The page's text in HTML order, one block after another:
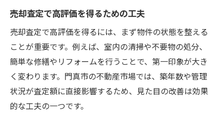
売却査定で高評価を得るための工夫
売却査定で高評価を得るには、まず物件の状態を整える
ことが重要です。例えば、室内の清掃や不要物の処分、
簡単な修繕やリフォームを行うことで、第一印象が大き
く変わります。門真市の不動産市場では、築年数や管理
状況が査定額に直接影響するため、見た目の改善は効果
的な工夫の一つです。